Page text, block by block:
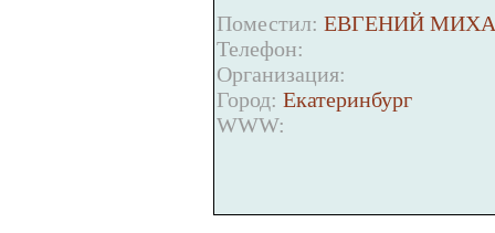
Поместил: ЕВГЕНИЙ
Телефон:
Организация:
Город: Екатеринбург
WWW: